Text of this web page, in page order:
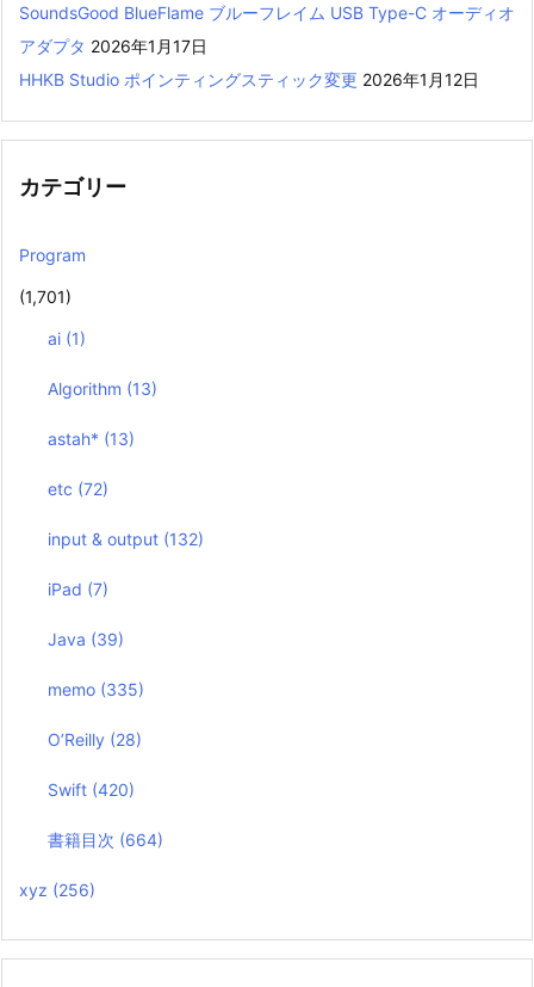
SoundsGood BlueFlame ブルーフレイム USB Type-C オーディオ
アダプタ 2026年1月17日
HHKB Studio ポインティングスティック変更 2026年1月12日
カテゴリー
Program
(1,701)
ai (1)
Algorithm (13)
astah* (13)
etc (72)
input & output (132)
iPad (7)
Java (39)
memo (335)
O’Reilly (28)
Swift (420)
書籍目次 (664)
xyz (256)